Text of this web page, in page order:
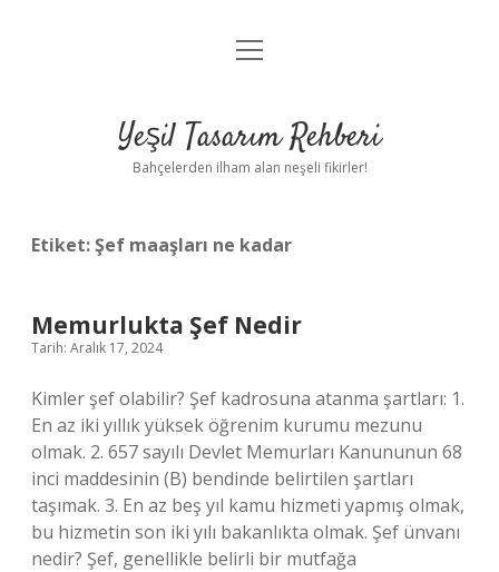
Anasayfa
Yasal Uyarı
menüyü
Yeşil Tasarım Rehberi
Bahçelerden ilham alan neşeli fikirler!
Etiket:Şef maaşları ne kadar
Memurlukta Şef Nedir
Tarih: Aralık 17, 2024
Kimler şef olabilir? Şef kadrosuna atanma şartları: 1.
En az iki yıllık yüksek öğrenim kurumu mezunu
olmak. 2. 657 sayılı Devlet Memurları Kanununun 68
inci maddesinin (B) bendinde belirtilen şartları
taşımak. 3. En az beş yıl kamu hizmeti yapmış olmak,
bu hizmetin son iki yılı bakanlıkta olmak. Şef ünvanı
nedir? Şef, genellikle belirli bir mutfağa